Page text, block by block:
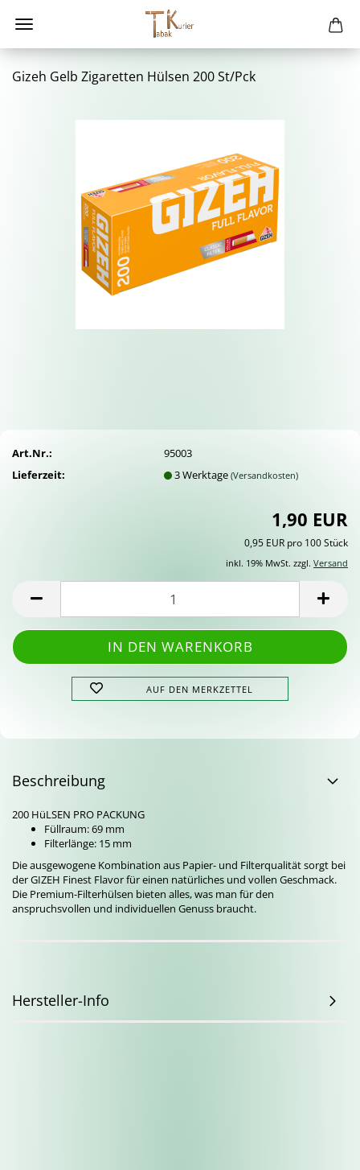
Gizeh Gelb Zi­ga­ret­ten Hül­sen 200 St/Pck
Art.Nr.:
95003
Lieferzeit:
3 Werktage(Versandkosten)
1,90 EUR
0,95 EUR pro 100 Stück
inkl. 19% MwSt. zzgl. Versand
AUF DEN MERKZETTEL
Beschreibung
200 HüLSEN PRO PACKUNG
Füllraum: 69 mm
Filterlänge: 15 mm
Die ausgewogene Kombination aus Papier- und Filterqualität sorgt bei
der GIZEH Finest Flavor für einen natürliches und vollen Geschmack.
Die Premium-Filterhülsen bieten alles, was man für den
anspruchsvollen und individuellen Genuss braucht.
Hersteller-Info